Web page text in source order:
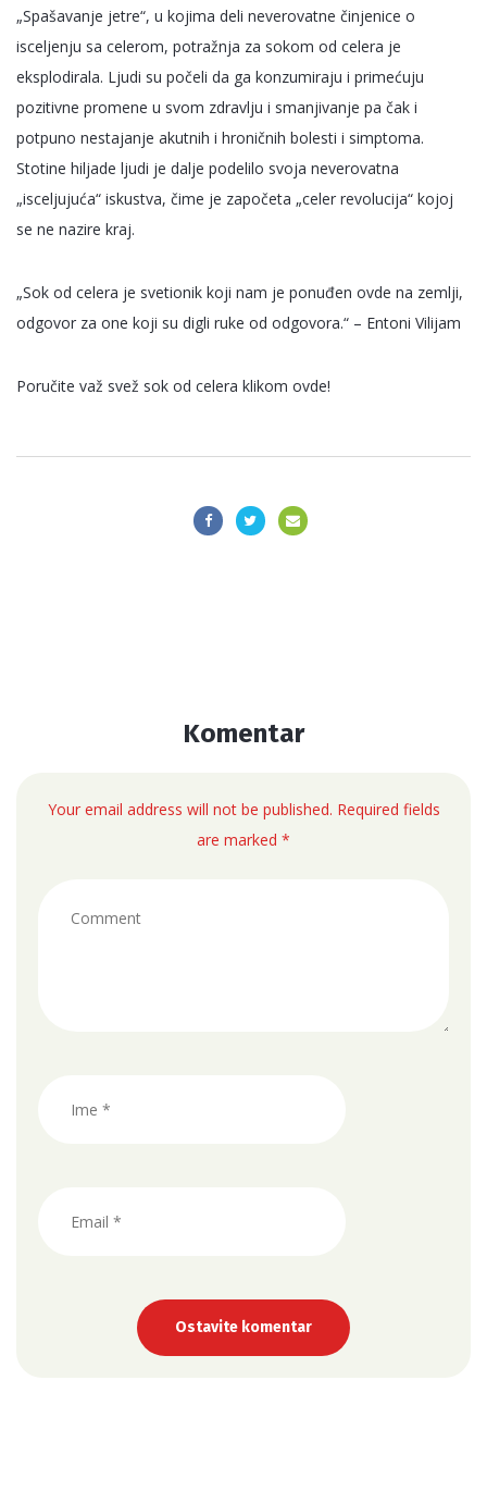
„Spašavanje jetre“, u kojima deli neverovatne činjenice o
isceljenju sa celerom, potražnja za sokom od celera je
eksplodirala. Ljudi su počeli da ga konzumiraju i primećuju
pozitivne promene u svom zdravlju i smanjivanje pa čak i
potpuno nestajanje akutnih i hroničnih bolesti i simptoma.
Stotine hiljade ljudi je dalje podelilo svoja neverovatna
„isceljujuća“ iskustva, čime je započeta „celer revolucija“ kojoj
se ne nazire kraj.
„Sok od celera je svetionik koji nam je ponuđen ovde na zemlji,
odgovor za one koji su digli ruke od odgovora.“ – Entoni Vilijam
Poručite važ svež sok od celera klikom ovde!
Komentar
Your email address will not be published. Required fields
are marked *